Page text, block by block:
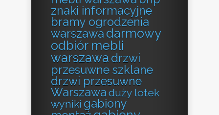
znaki informacyjne
bramy ogrodzenia
warszawa darmowy
odbiór mebli
warszawa drzwi
przesuwne szklane
drzwi przesuwne
Warszawa duży lotek
wyniki gabiony